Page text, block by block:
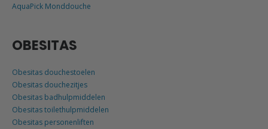
AquaPick Monddouche
OBESITAS
Obesitas douchestoelen
Obesitas douchezitjes
Obesitas badhulpmiddelen
Obesitas toilethulpmiddelen
Obesitas personenliften